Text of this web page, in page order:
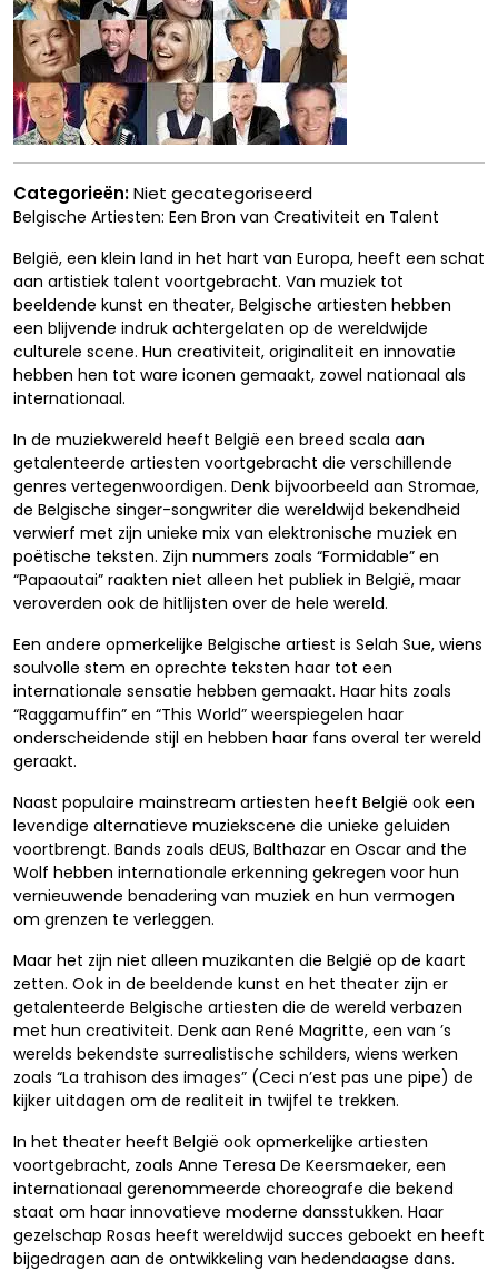
Categorieën:Niet gecategoriseerd
Belgische Artiesten: Een Bron van Creativiteit en Talent
België, een klein land in het hart van Europa, heeft een schat
aan artistiek talent voortgebracht. Van muziek tot
beeldende kunst en theater, Belgische artiesten hebben
een blijvende indruk achtergelaten op de wereldwijde
culturele scene. Hun creativiteit, originaliteit en innovatie
hebben hen tot ware iconen gemaakt, zowel nationaal als
internationaal.
In de muziekwereld heeft België een breed scala aan
getalenteerde artiesten voortgebracht die verschillende
genres vertegenwoordigen. Denk bijvoorbeeld aan Stromae,
de Belgische singer-songwriter die wereldwijd bekendheid
verwierf met zijn unieke mix van elektronische muziek en
poëtische teksten. Zijn nummers zoals “Formidable” en
“Papaoutai” raakten niet alleen het publiek in België, maar
veroverden ook de hitlijsten over de hele wereld.
Een andere opmerkelijke Belgische artiest is Selah Sue, wiens
soulvolle stem en oprechte teksten haar tot een
internationale sensatie hebben gemaakt. Haar hits zoals
“Raggamuffin” en “This World” weerspiegelen haar
onderscheidende stijl en hebben haar fans overal ter wereld
geraakt.
Naast populaire mainstream artiesten heeft België ook een
levendige alternatieve muziekscene die unieke geluiden
voortbrengt. Bands zoals dEUS, Balthazar en Oscar and the
Wolf hebben internationale erkenning gekregen voor hun
vernieuwende benadering van muziek en hun vermogen
om grenzen te verleggen.
Maar het zijn niet alleen muzikanten die België op de kaart
zetten. Ook in de beeldende kunst en het theater zijn er
getalenteerde Belgische artiesten die de wereld verbazen
met hun creativiteit. Denk aan René Magritte, een van ’s
werelds bekendste surrealistische schilders, wiens werken
zoals “La trahison des images” (Ceci n’est pas une pipe) de
kijker uitdagen om de realiteit in twijfel te trekken.
In het theater heeft België ook opmerkelijke artiesten
voortgebracht, zoals Anne Teresa De Keersmaeker, een
internationaal gerenommeerde choreografe die bekend
staat om haar innovatieve moderne dansstukken. Haar
gezelschap Rosas heeft wereldwijd succes geboekt en heeft
bijgedragen aan de ontwikkeling van hedendaagse dans.